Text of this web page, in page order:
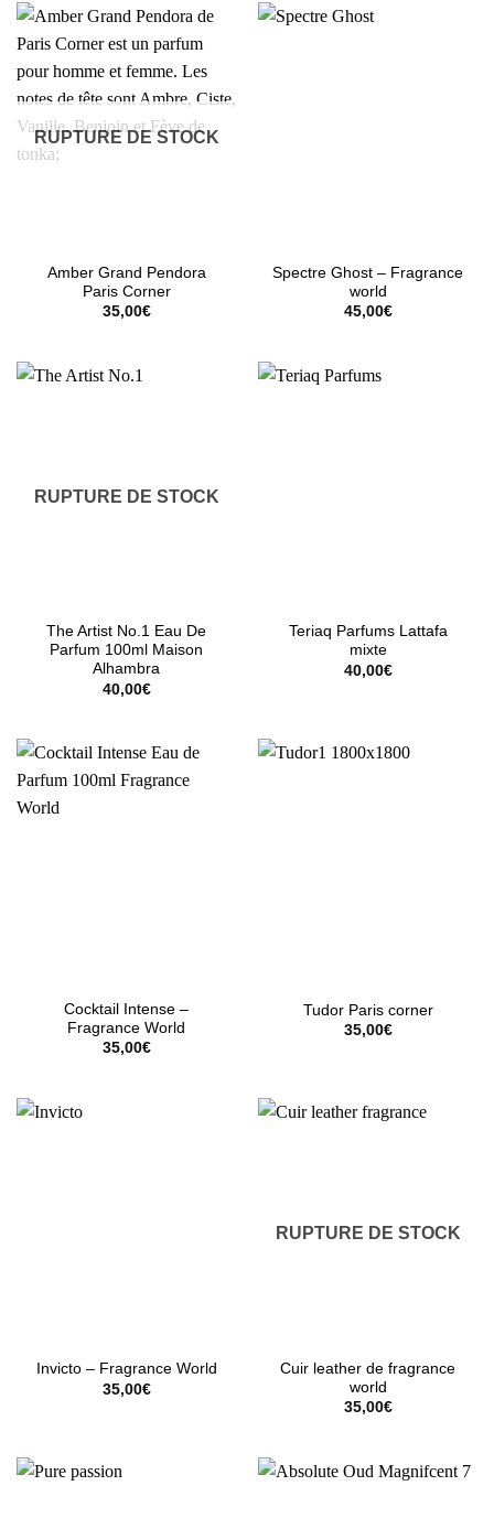
RUPTURE DE STOCK
Amber Grand Pendora
Paris Corner
35,00€
Spectre Ghost – Fragrance
world
45,00€
RUPTURE DE STOCK
The Artist No.1 Eau De
Parfum 100ml Maison
Alhambra
40,00€
Teriaq Parfums Lattafa
mixte
40,00€
Cocktail Intense –
Fragrance World
35,00€
Tudor Paris corner
35,00€
Invicto – Fragrance World
35,00€
RUPTURE DE STOCK
Cuir leather de fragrance
world
35,00€